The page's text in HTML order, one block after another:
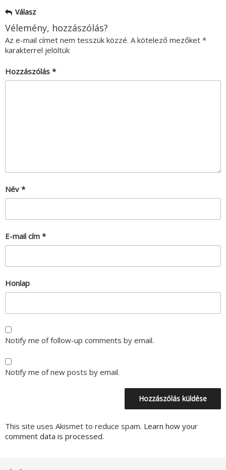
Válasz
Vélemény, hozzászólás?
Az e-mail címet nem tesszük közzé. A kötelező mezőket *
karakterrel jelöltük
Hozzászólás *
Név *
E-mail cím *
Honlap
Notify me of follow-up comments by email.
Notify me of new posts by email.
This site uses Akismet to reduce spam. Learn how your
comment data is processed.